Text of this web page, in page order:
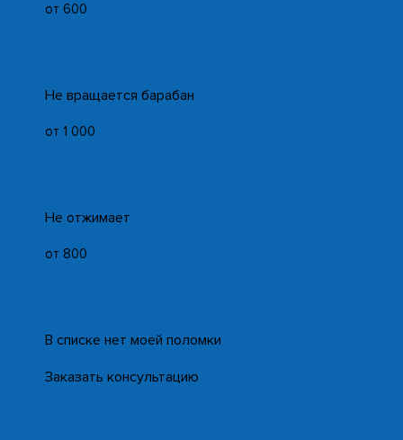
от 600
Не вращается барабан
от 1 000
Не отжимает
от 800
В списке нет моей поломки
Заказать консультацию